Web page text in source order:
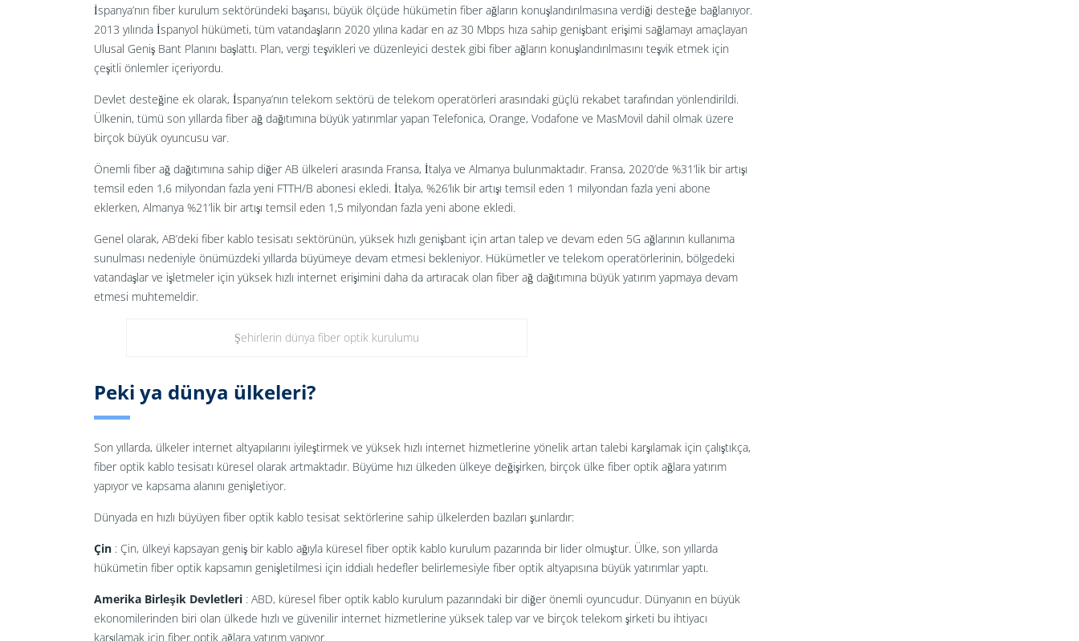
İspanya’nın fiber kurulum sektöründeki başarısı, büyük ölçüde hükümetin fiber ağların konuşlandırılmasına verdiği desteğe bağlanıyor.
2013 yılında İspanyol hükümeti, tüm vatandaşların 2020 yılına kadar en az 30 Mbps hıza sahip genişbant erişimi sağlamayı amaçlayan
Ulusal Geniş Bant Planını başlattı. Plan, vergi teşvikleri ve düzenleyici destek gibi fiber ağların konuşlandırılmasını teşvik etmek için
çeşitli önlemler içeriyordu.
Devlet desteğine ek olarak, İspanya’nın telekom sektörü de telekom operatörleri arasındaki güçlü rekabet tarafından yönlendirildi.
Ülkenin, tümü son yıllarda fiber ağ dağıtımına büyük yatırımlar yapan Telefonica, Orange, Vodafone ve MasMovil dahil olmak üzere
birçok büyük oyuncusu var.
Önemli fiber ağ dağıtımına sahip diğer AB ülkeleri arasında Fransa, İtalya ve Almanya bulunmaktadır. Fransa, 2020’de %31’lik bir artışı
temsil eden 1,6 milyondan fazla yeni FTTH/B abonesi ekledi. İtalya, %26’lık bir artışı temsil eden 1 milyondan fazla yeni abone
eklerken, Almanya %21’lik bir artışı temsil eden 1,5 milyondan fazla yeni abone ekledi.
Genel olarak, AB’deki fiber kablo tesisatı sektörünün, yüksek hızlı genişbant için artan talep ve devam eden 5G ağlarının kullanıma
sunulması nedeniyle önümüzdeki yıllarda büyümeye devam etmesi bekleniyor. Hükümetler ve telekom operatörlerinin, bölgedeki
vatandaşlar ve işletmeler için yüksek hızlı internet erişimini daha da artıracak olan fiber ağ dağıtımına büyük yatırım yapmaya devam
etmesi muhtemeldir.
Şehirlerin dünya fiber optik kurulumu
Peki ya dünya ülkeleri?
Son yıllarda, ülkeler internet altyapılarını iyileştirmek ve yüksek hızlı internet hizmetlerine yönelik artan talebi karşılamak için çalıştıkça,
fiber optik kablo tesisatı küresel olarak artmaktadır. Büyüme hızı ülkeden ülkeye değişirken, birçok ülke fiber optik ağlara yatırım
yapıyor ve kapsama alanını genişletiyor.
Dünyada en hızlı büyüyen fiber optik kablo tesisat sektörlerine sahip ülkelerden bazıları şunlardır:
Çin : Çin, ülkeyi kapsayan geniş bir kablo ağıyla küresel fiber optik kablo kurulum pazarında bir lider olmuştur. Ülke, son yıllarda
hükümetin fiber optik kapsamın genişletilmesi için iddialı hedefler belirlemesiyle fiber optik altyapısına büyük yatırımlar yaptı.
Amerika Birleşik Devletleri : ABD, küresel fiber optik kablo kurulum pazarındaki bir diğer önemli oyuncudur. Dünyanın en büyük
ekonomilerinden biri olan ülkede hızlı ve güvenilir internet hizmetlerine yüksek talep var ve birçok telekom şirketi bu ihtiyacı
karşılamak için fiber optik ağlara yatırım yapıyor.